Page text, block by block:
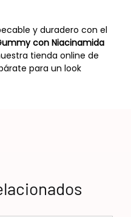
y duradero con el
con Niacinamida
tienda online de
para un look